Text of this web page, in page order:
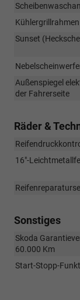
Sunset
Außenspiegel
der Fahrerseite
Räder &
16"-
Sonstiges
Skoda
60.000 Km
Start-Stopp-